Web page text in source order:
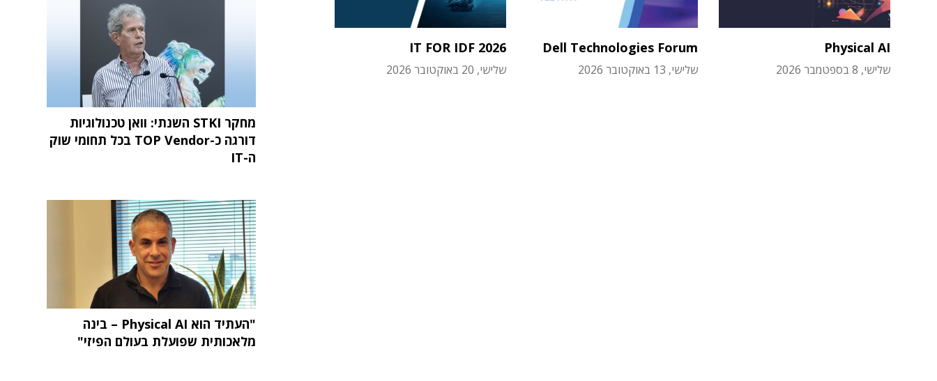
Physical AI
שלישי, 8 בספטמבר 2026
Dell Technologies Forum
שלישי, 13 באוקטובר 2026
IT FOR IDF 2026
שלישי, 20 באוקטובר 2026
מחקר STKI השנתי: וואן טכנולוגיות
דורגה כ-TOP Vendor בכל תחומי שוק
ה-IT
"העתיד הוא Physical AI – בינה
מלאכותית שפועלת בעולם הפיזי"